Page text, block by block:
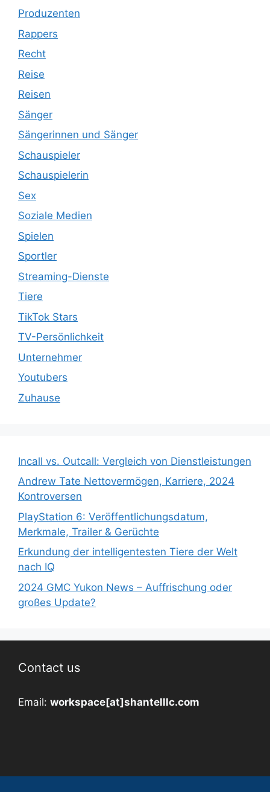
Produzenten
Rappers
Recht
Reise
Reisen
Sänger
Sängerinnen und Sänger
Schauspieler
Schauspielerin
Sex
Soziale Medien
Spielen
Sportler
Streaming-Dienste
Tiere
TikTok Stars
TV-Persönlichkeit
Unternehmer
Youtubers
Zuhause
Incall vs. Outcall: Vergleich von Dienstleistungen
Andrew Tate Nettovermögen, Karriere, 2024
Kontroversen
PlayStation 6: Veröffentlichungsdatum,
Merkmale, Trailer & Gerüchte
Erkundung der intelligentesten Tiere der Welt
nach IQ
2024 GMC Yukon News – Auffrischung oder
großes Update?
Contact us
Email: workspace[at]shantelllc.com